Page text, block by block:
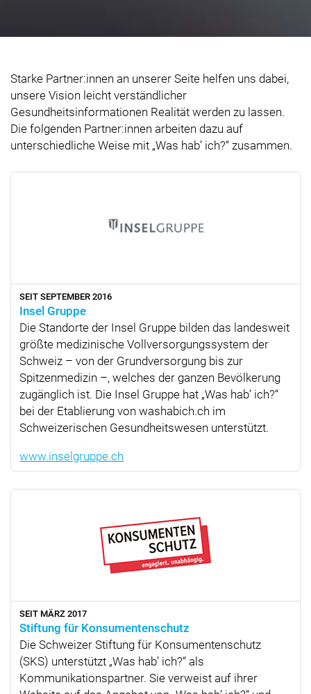
Starke Partner:innen an unserer Seite helfen uns dabei,
unsere Vision leicht verständlicher
Gesundheitsinformationen Realität werden zu lassen.
Die folgenden Partner:innen arbeiten dazu auf
unterschiedliche Weise mit Was hab’ ich? zusammen.
SEIT SEPTEMBER 2016
Insel Gruppe
Die Standorte der Insel Gruppe bilden das landesweit
größte medizinische Vollversorgungssystem der
Schweiz – von der Grundversorgung bis zur
Spitzenmedizin –, welches der ganzen Bevölkerung
zugänglich ist. Die Insel Gruppe hat Was hab’ ich?
bei der Etablierung von washabich.ch im
Schweizerischen Gesundheitswesen unterstützt.
www.inselgruppe.ch
SEIT MÄRZ 2017
Stiftung für Konsumentenschutz
Die Schweizer Stiftung für Konsumentenschutz
(SKS) unterstützt Was hab’ ich? als
Kommunikationspartner. Sie verweist auf ihrer